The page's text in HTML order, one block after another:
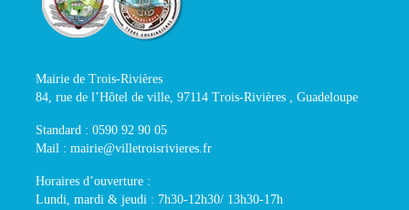
Mairie de Trois-Rivières
84, rue de l’Hôtel de ville, 97114 Trois-Rivières , Guadeloupe
Standard : 0590 92 90 05
Mail : mairie@villetroisrivieres.fr
Horaires d’ouverture :
Lundi, mardi & jeudi : 7h30-12h30/ 13h30-17h